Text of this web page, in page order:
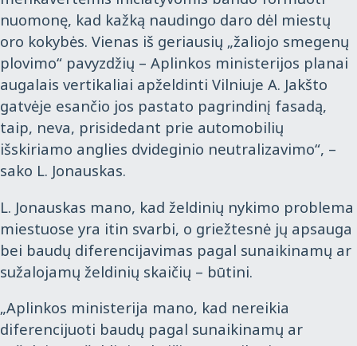
nuomonę, kad kažką naudingo daro dėl miestų
oro kokybės. Vienas iš geriausių „žaliojo smegenų
plovimo“ pavyzdžių – Aplinkos ministerijos planai
augalais vertikaliai apželdinti Vilniuje A. Jakšto
gatvėje esančio jos pastato pagrindinį fasadą,
taip, neva, prisidedant prie automobilių
išskiriamo anglies dvideginio neutralizavimo“, –
sako L. Jonauskas.
L. Jonauskas mano, kad želdinių nykimo problema
miestuose yra itin svarbi, o griežtesnė jų apsauga
bei baudų diferencijavimas pagal sunaikinamų ar
sužalojamų želdinių skaičių – būtini.
„Aplinkos ministerija mano, kad nereikia
diferencijuoti baudų pagal sunaikinamų ar